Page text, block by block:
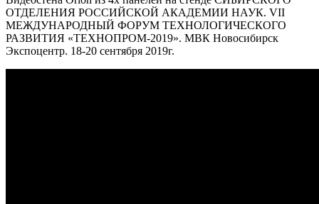
ОТДЕЛЕНИЯ РОССИЙСКОЙ АКАДЕМИИ НАУК. VII
МЕЖДУНАРОДНЫЙ ФОРУМ ТЕХНОЛОГИЧЕСКОГО
РАЗВИТИЯ «ТЕХНОПРОМ-2019». МВК Новосибирск
Экспоцентр. 18-20 сентября 2019г.